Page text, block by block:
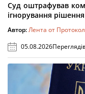
Суд оштрафував
ігнорування
Автор:Лента от
05.08.2026